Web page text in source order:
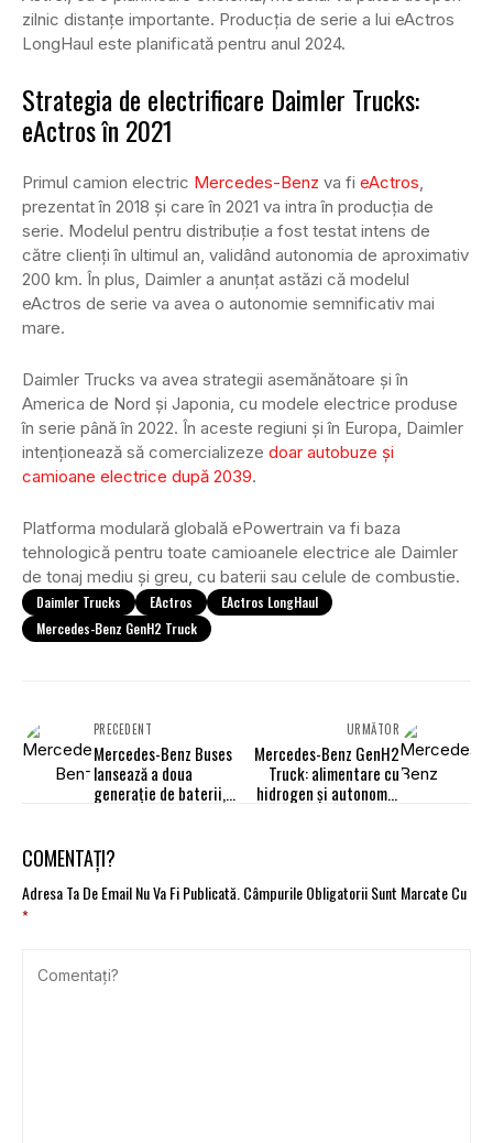
zilnic distanțe importante. Producția de serie a lui eActros
LongHaul este planificată pentru anul 2024.
Strategia de electrificare Daimler Trucks:
eActros în 2021
Primul camion electric Mercedes-Benz va fi eActros,
prezentat în 2018 și care în 2021 va intra în producția de
serie. Modelul pentru distribuție a fost testat intens de
către clienți în ultimul an, validând autonomia de aproximativ
200 km. În plus, Daimler a anunțat astăzi că modelul
eActros de serie va avea o autonomie semnificativ mai
mare.
Daimler Trucks va avea strategii asemănătoare și în
America de Nord și Japonia, cu modele electrice produse
în serie până în 2022. În aceste regiuni și în Europa, Daimler
intenționează să comercializeze doar autobuze și
camioane electrice după 2039.
Platforma modulară globală ePowertrain va fi baza
tehnologică pentru toate camioanele electrice ale Daimler
de tonaj mediu și greu, cu baterii sau celule de combustie.
Daimler Trucks EActros
EActros LongHaul
Mercedes-Benz GenH2 Truck
PRECEDENT
Mercedes-Benz Buses
lansează a doua
generație de baterii,
URMĂTOR
Mercedes-Benz GenH2
Truck: alimentare cu
hidrogen și autonomie
COMENTAȚI?
Adresa Ta De Email Nu Va Fi Publicată. Câmpurile Obligatorii Sunt Marcate Cu
*